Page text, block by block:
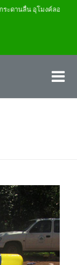
ะดานลื่น อุโมงค์ลอด